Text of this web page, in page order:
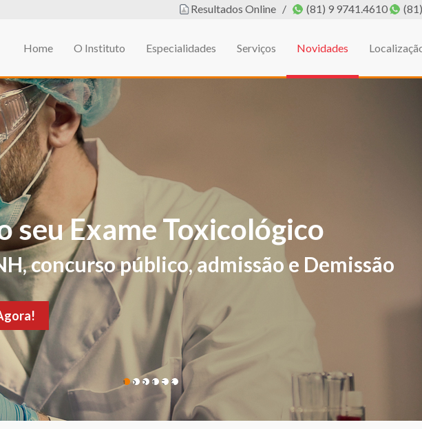
Resultados Online / (81) 9 9741.4610
Home O Instituto Especialidades Serviços Novidades
DE EDUCAÇÃO FÍSICA
de sintomas e sinais sugestivos de
sua consulta!
1 2 3 4 5 6